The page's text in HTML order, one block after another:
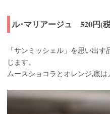
ル･マリアージュ 520円(
「サンミッシェル」を思い出
じます。
ムースショコラとオレンジ,底は